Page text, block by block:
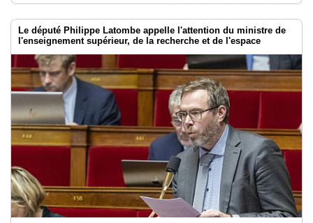
Court
Annuaire
Nos
Accès
éditeur
administration
boutique
Le député Philippe Latombe appelle l'attention du ministre de
l'enseignement supérieur, de la recherche et de l'espace